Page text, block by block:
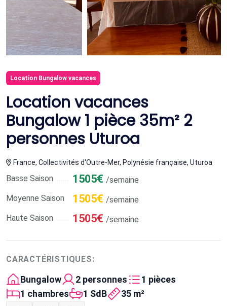
Location Bungalow vacances
Location vacances
Bungalow 1 pièce 35m² 2
personnes Uturoa
France, Collectivités d'Outre-Mer, Polynésie française, Uturoa
Basse Saison 1505€ /semaine
Moyenne Saison
1505€ /semaine
Haute Saison
1505€ /semaine
CARACTÉRISTIQUES:
Bungalow 2 personnes
1 pièces
1 chambres
1 SdB 35 m²